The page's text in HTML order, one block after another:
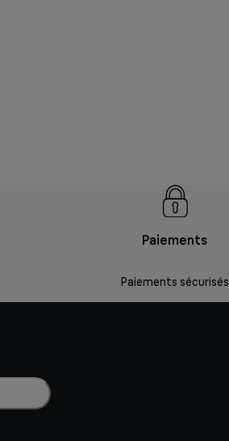
Paiements
Paiements sécurisés